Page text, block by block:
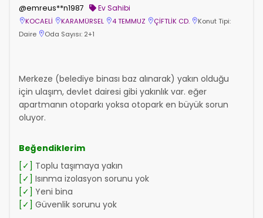
@emreus**n1987 Ev Sahibi
KOCAELİ KARAMÜRSEL 4 TEMMUZ ÇİFTLİK CD.
Konut Tipi:
Daire
Oda Sayısı: 2+1
Merkeze (belediye binası baz alınarak) yakın olduğu
için ulaşım, devlet dairesi gibi yakınlık var. eğer
apartmanın otoparkı yoksa otopark en büyük sorun
oluyor.
Beğendiklerim
[✓] Toplu taşımaya yakın
[✓] Isınma izolasyon sorunu yok
[✓] Yeni bina
[✓] Güvenlik sorunu yok